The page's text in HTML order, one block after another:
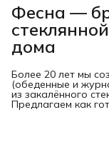
Фесна —
дома
Более 20 лет мы
(обеденные и
из закалённого
Предлагаем как